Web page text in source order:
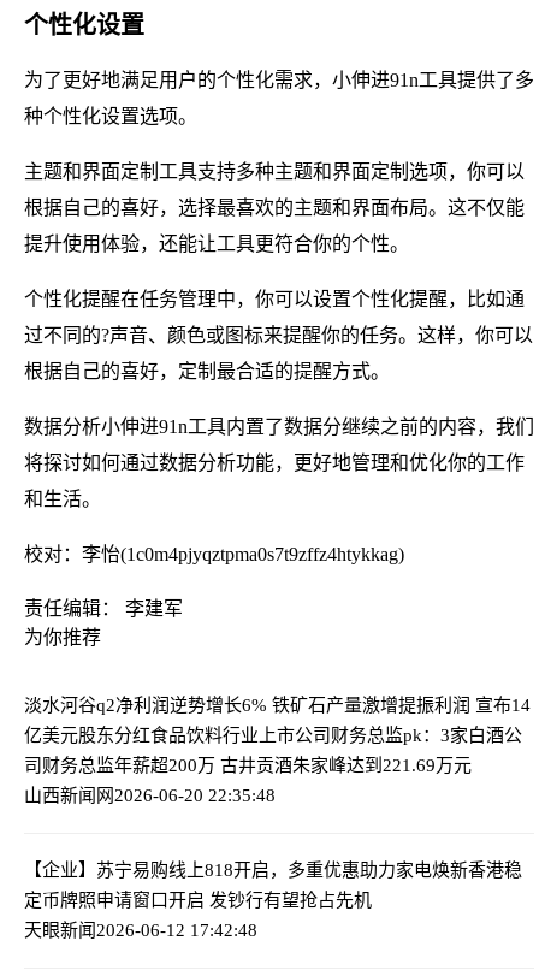
个性化设置
为了更好地满足用户的个性化需求，小伸进91n工具提供了多
种个性化设置选项。
主题和界面定制工具支持多种主题和界面定制选项，你可以
根据自己的喜好，选择最喜欢的主题和界面布局。这不仅能
提升使用体验，还能让工具更符合你的个性。
个性化提醒在任务管理中，你可以设置个性化提醒，比如通
过不同的?声音、颜色或图标来提醒你的任务。这样，你可以
根据自己的喜好，定制最合适的提醒方式。
数据分析小伸进91n工具内置了数据分继续之前的内容，我们
将探讨如何通过数据分析功能，更好地管理和优化你的工作
和生活。
校对：李怡(1c0m4pjyqztpma0s7t9zffz4htykkag)
责任编辑： 李建军
为你推荐
淡水河谷q2净利润逆势增长6% 铁矿石产量激增提振利润 宣布14
亿美元股东分红食品饮料行业上市公司财务总监pk：3家白酒公
司财务总监年薪超200万 古井贡酒朱家峰达到221.69万元
山西新闻网2026-06-20 22:35:48
【企业】苏宁易购线上818开启，多重优惠助力家电焕新香港稳
定币牌照申请窗口开启 发钞行有望抢占先机
天眼新闻2026-06-12 17:42:48